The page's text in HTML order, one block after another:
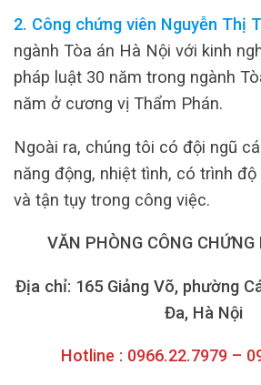
2. Công chứng viên Nguyễn Thị
ngành Tòa án Hà Nội với kinh
pháp luật 30 năm trong ngành
năm ở cương vị Thẩm Phán.
Ngoài ra, chúng tôi có đội ngũ
năng động, nhiệt tình, có trình
và tận tụy trong công việc.
VĂN PHÒNG CÔNG CHỨNG
Địa chỉ: 165 Giảng Võ, phường
Đa, Hà Nội
Hotline : 0966.22.7979 –